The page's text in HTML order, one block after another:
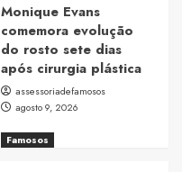
Monique Evans
comemora evolução
do rosto sete dias
após cirurgia plástica
assessoriadefamosos
agosto 9, 2026
Famosos